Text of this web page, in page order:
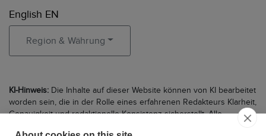
English EN
Region & Währung
KI-Hinweis: Die Inhalte auf dieser Website können von KI bearbeitet
worden sein, die in der Rolle eines erfahrenen Redakteurs Klarheit,
Genauigkeit und redaktionelle Konsistenz sicherstellt. Alle